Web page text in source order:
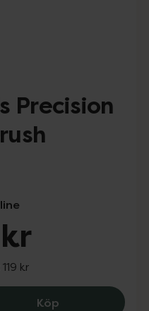
Precision
119 kr
KöpIDUN Minerals